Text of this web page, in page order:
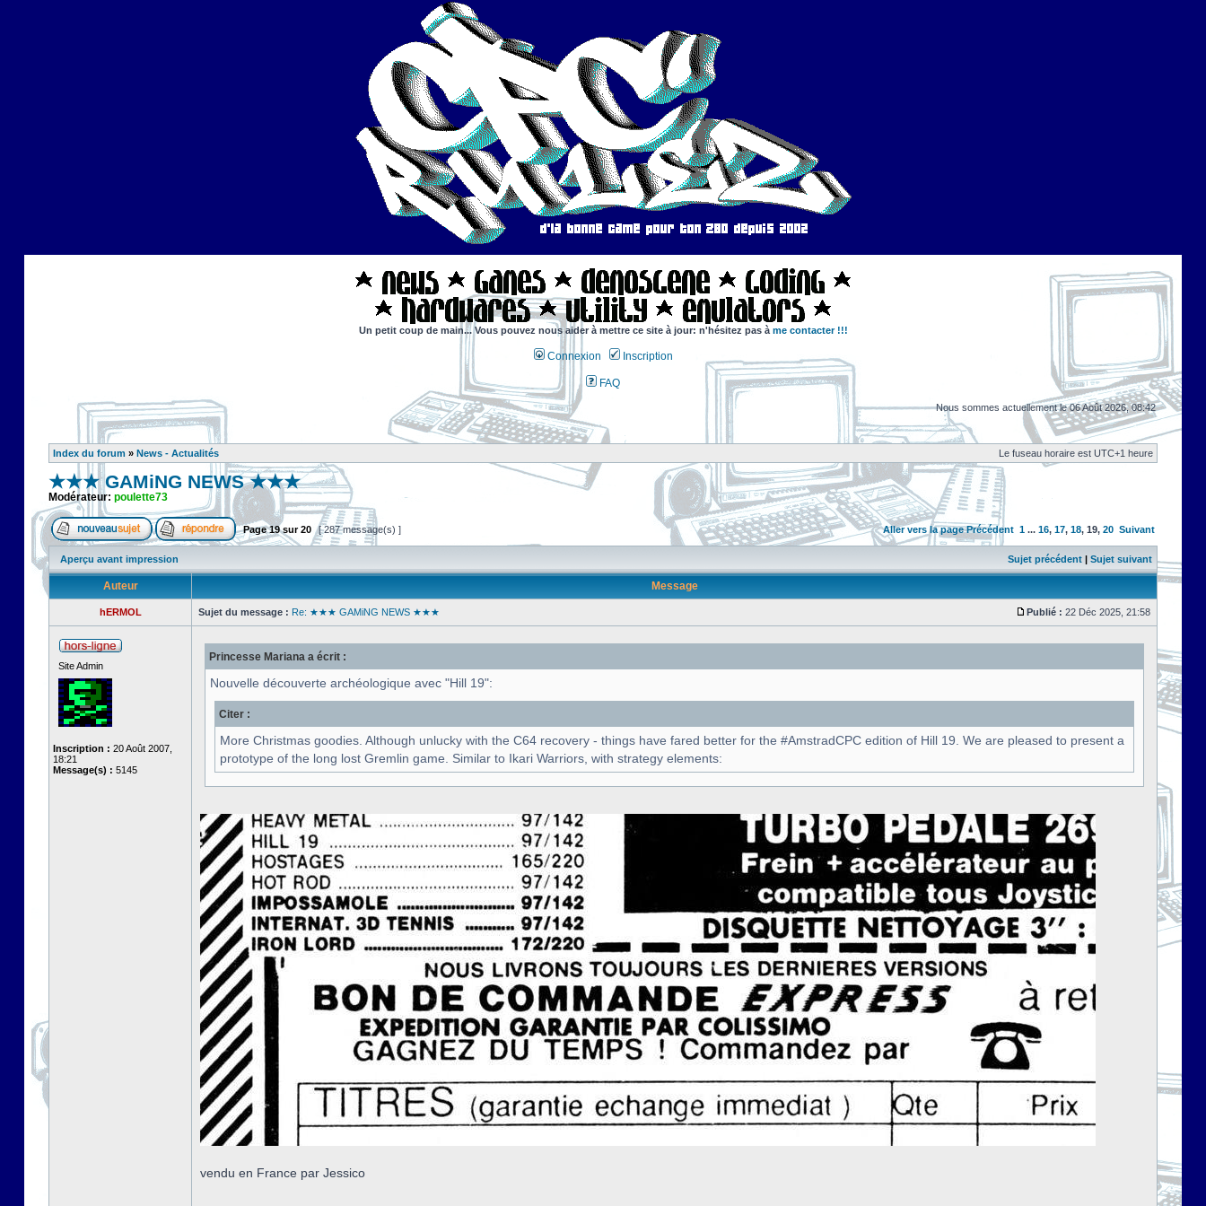
Un petit coup de main... Vous pouvez nous aider à mettre ce site à jour: n'hésitez pas à me contacter !!!
Connexion Inscription
FAQ
Nous sommes actuellement le 06 Août 2026, 08:42
Index du forum » News - Actualités Le fuseau horaire est UTC+1 heure
★★★ GAMiNG NEWS ★★★
Modérateur: poulette73
Page19sur20 [ 287 message(s) ] Aller vers la pagePrécédent 1 ... 16, 17, 18, 19, 20 Suivant
Aperçu avant impression Sujet précédent | Sujet suivant
Auteur Message
hERMOL Sujet du message : Re: ★★★ GAMiNG NEWS ★★★ Publié : 22 Déc 2025, 21:58
Site Admin
Inscription : 20 Août 2007,
18:21
Message(s) : 5145
Princesse Mariana a écrit :
Nouvelle découverte archéologique avec "Hill 19":
Citer :
More Christmas goodies. Although unlucky with the C64 recovery - things have fared better for the #AmstradCPC edition of Hill 19. We are pleased to present a
prototype of the long lost Gremlin game. Similar to Ikari Warriors, with strategy elements:
vendu en France par Jessico